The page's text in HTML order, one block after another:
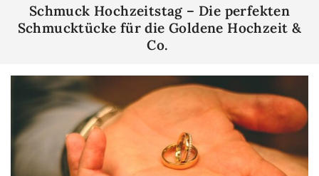
Schmuck Hochzeitstag – Die perfekten
Schmucktücke für die Goldene Hochzeit &
Co.